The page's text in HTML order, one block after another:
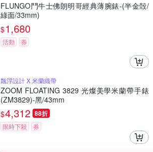
FLUNGO鬥牛士佛朗明哥經典薄腕錶-(半金殻/
綠面/33mm)
$1,680
活動 券
飄浮設計 X 米蘭織帶
ZOOM FLOATING 3829 光燦美學米蘭帶手錶
(ZM3829)-黑/43mm
$4,312 88折
限時下殺 券